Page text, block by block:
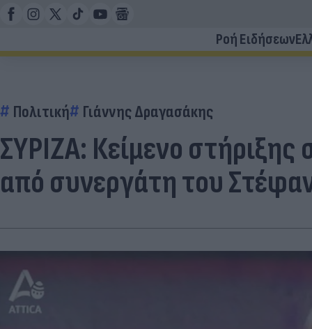
Ροή Ειδήσεων
Πολιτική Γιάννης Δραγασάκης
ΣΥΡΙΖΑ: Κείμενο
από συνεργάτη του